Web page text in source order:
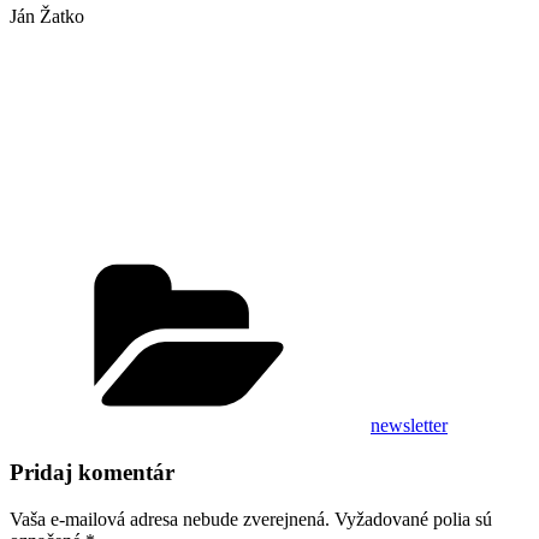
Ján Žatko
newsletter
Pridaj komentár
Vaša e-mailová adresa nebude zverejnená. Vyžadované polia sú